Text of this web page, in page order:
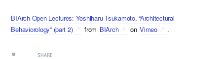
BIArch Open Lectures: Yoshiharu Tsukamoto, “Architectural
Behaviorology” (part 2)
from BIArch on Vimeo .
SHARE